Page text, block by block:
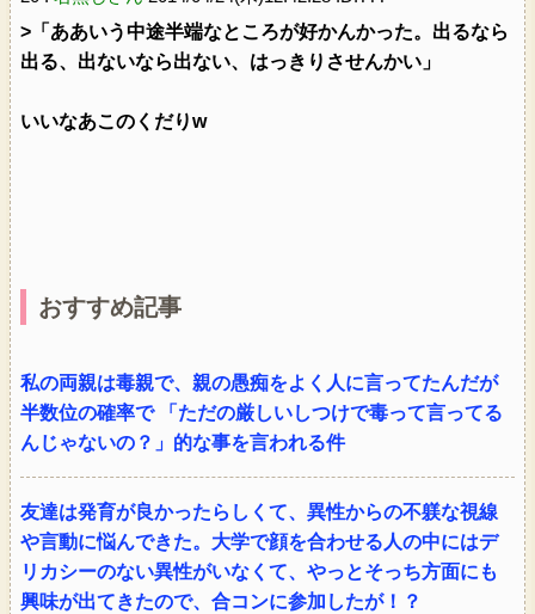
>「ああいう中途半端なところが好かんかった。出るなら
出る、出ないなら出ない、はっきりさせんかい」
いいなあこのくだりw
おすすめ記事
私の両親は毒親で、親の愚痴をよく人に言ってたんだが
半数位の確率で 「ただの厳しいしつけで毒って言ってる
んじゃないの？」的な事を言われる件
友達は発育が良かったらしくて、異性からの不躾な視線
や言動に悩んできた。大学で顔を合わせる人の中にはデ
リカシーのない異性がいなくて、やっとそっち方面にも
興味が出てきたので、合コンに参加したが！？